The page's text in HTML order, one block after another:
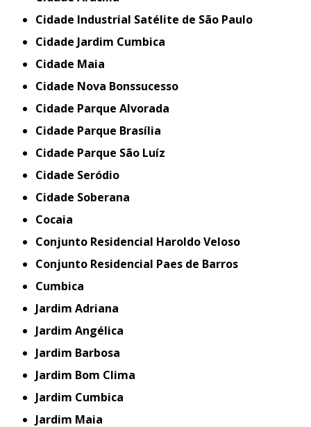
Cidade Industrial Satélite de São Paulo
Cidade Jardim Cumbica
Cidade Maia
Cidade Nova Bonssucesso
Cidade Parque Alvorada
Cidade Parque Brasília
Cidade Parque São Luíz
Cidade Seródio
Cidade Soberana
Cocaia
Conjunto Residencial Haroldo Veloso
Conjunto Residencial Paes de Barros
Cumbica
Jardim Adriana
Jardim Angélica
Jardim Barbosa
Jardim Bom Clima
Jardim Cumbica
Jardim Maia